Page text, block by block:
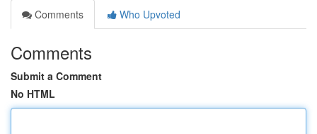
Comments
Who Upvoted
Comments
Submit a Comment
No HTML